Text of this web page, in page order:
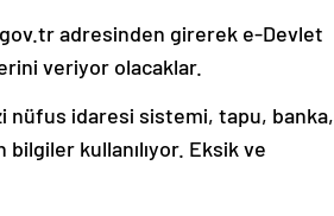
adresinden girerek e-Devlet
veriyor olacaklar.
nüfus idaresi sistemi, tapu, banka,
kullanılıyor. Eksik ve